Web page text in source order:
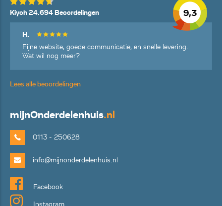
9,3
Kiyoh 24.694 Beoordelingen
H.
Fijne website, goede communicatie, en snelle levering.
Wat wil nog meer?
Lees alle beoordelingen
mijnOnderdelenhuis.nl
0113 - 250628
info@mijnonderdelenhuis.nl
Facebook